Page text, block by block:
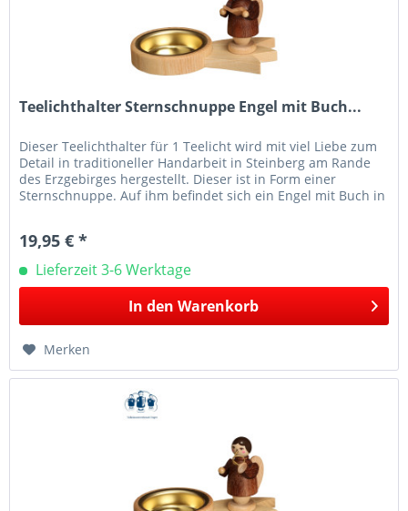
Teelichthalter Sternschnuppe Engel mit Buch...
Dieser Teelichthalter für 1 Teelicht wird mit viel Liebe zum
Detail in traditioneller Handarbeit in Steinberg am Rande
des Erzgebirges hergestellt. Dieser ist in Form einer
Sternschnuppe. Auf ihm befindet sich ein Engel mit Buch in
19,95 € *
Lieferzeit 3-6 Werktage
In den Warenkorb
Merken